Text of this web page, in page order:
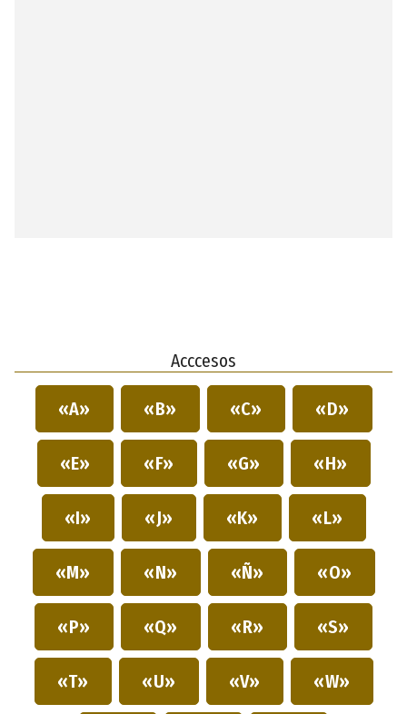
Acccesos
«A» «B» «C» «D»
«E» «F» «G» «H»
«I» «J» «K» «L»
«M» «N» «Ñ» «O»
«P» «Q» «R» «S»
«T» «U» «V» «W»